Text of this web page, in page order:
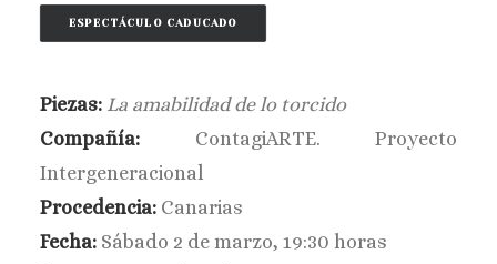
EL ESPACIO
ESPECTÁCULO CADUCADO
Piezas: La amabilidad de lo torcido
Compañía: ContagiARTE. Proyecto
Intergeneracional
Procedencia: Canarias
Fecha: Sábado 2 de marzo, 19:30 horas